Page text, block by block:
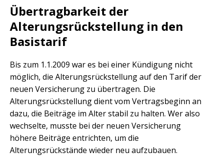
Übertragbarkeit der
Alterungsrückstellung in den
Basistarif
Bis zum 1.1.2009 war es bei einer Kündigung nicht
möglich, die Alterungsrückstellung auf den Tarif der
neuen Versicherung zu übertragen. Die
Alterungsrückstellung dient vom Vertragsbeginn an
dazu, die Beiträge im Alter stabil zu halten. Wer also
wechselte, musste bei der neuen Versicherung
höhere Beiträge entrichten, um die
Alterungsrückstände wieder neu aufzubauen.